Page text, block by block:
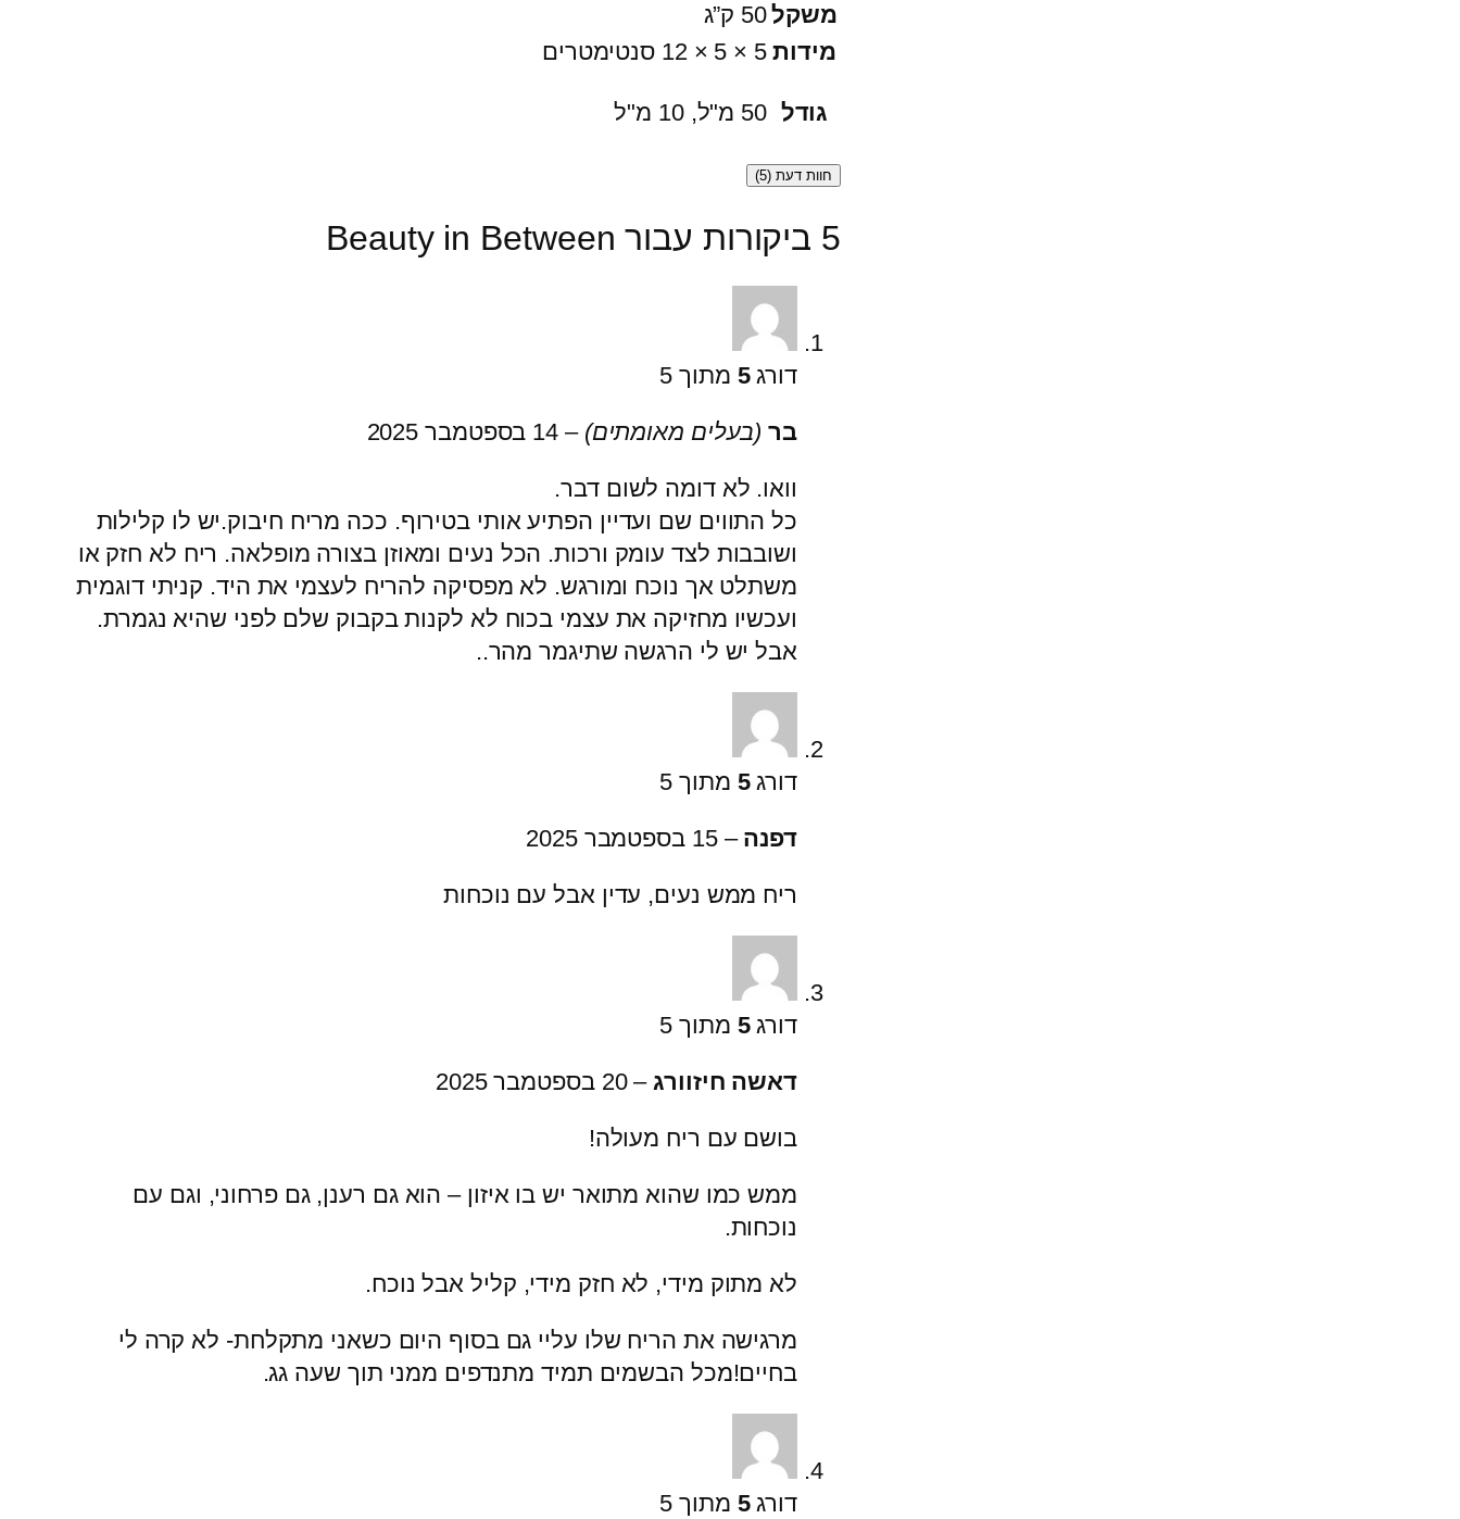
e
n
משקל50 ק”ג
מידות 5 × 5 × 12 סנטימטרים
גודל 50 מ"ל, 10 מ"ל
חוות דעת (5)
5 ביקורות עבור Beauty in Between
דורג5 מתוך 5
בר (בעלים מאומתים) – 14 בספטמבר 2025
וואו. לא דומה לשום דבר.
כל התווים שם ועדיין הפתיע אותי בטירוף. ככה מריח חיבוק.יש לו קלילות
ושובבות לצד עומק ורכות. הכל נעים ומאוזן בצורה מופלאה. ריח לא חזק או
משתלט אך נוכח ומורגש. לא מפסיקה להריח לעצמי את היד. קניתי דוגמית
ועכשיו מחזיקה את עצמי בכוח לא לקנות בקבוק שלם לפני שהיא נגמרת.
אבל יש לי הרגשה שתיגמר מהר..
דורג5 מתוך 5
דפנה– 15 בספטמבר 2025
ריח ממש נעים, עדין אבל עם נוכחות
דורג5 מתוך 5
דאשה חיזוורג– 20 בספטמבר 2025
בושם עם ריח מעולה!
ממש כמו שהוא מתואר יש בו איזון – הוא גם רענן, גם פרחוני, וגם עם
נוכחות.
לא מתוק מידי, לא חזק מידי, קליל אבל נוכח.
מרגישה את הריח שלו עליי גם בסוף היום כשאני מתקלחת- לא קרה לי
בחיים!מכל הבשמים תמיד מתנדפים ממני תוך שעה גג.
דורג5 מתוך 5